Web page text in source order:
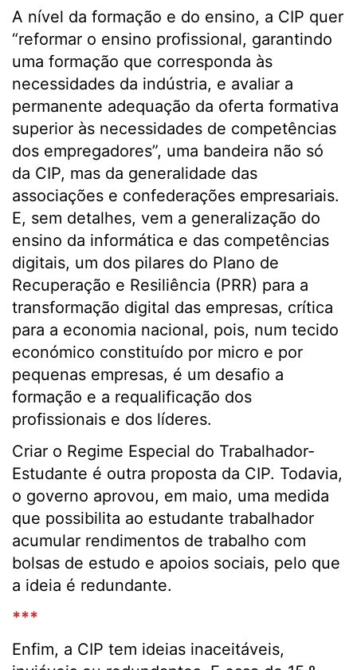
A nível da formação e do ensino, a CIP quer
“reformar o ensino profissional, garantindo
uma formação que corresponda às
necessidades da indústria, e avaliar a
permanente adequação da oferta formativa
superior às necessidades de competências
dos empregadores”, uma bandeira não só
da CIP, mas da generalidade das
associações e confederações empresariais.
E, sem detalhes, vem a generalização do
ensino da informática e das competências
digitais, um dos pilares do Plano de
Recuperação e Resiliência (PRR) para a
transformação digital das empresas, crítica
para a economia nacional, pois, num tecido
económico constituído por micro e por
pequenas empresas, é um desafio a
formação e a requalificação dos
profissionais e dos líderes.
Criar o Regime Especial do Trabalhador-
Estudante é outra proposta da CIP. Todavia,
o governo aprovou, em maio, uma medida
que possibilita ao estudante trabalhador
acumular rendimentos de trabalho com
bolsas de estudo e apoios sociais, pelo que
a ideia é redundante.
***
Enfim, a CIP tem ideias inaceitáveis,